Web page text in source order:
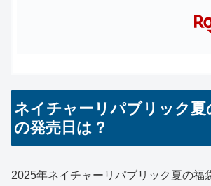
ネイチャーリパブリック夏
の発売日は？
2025年ネイチャーリパブリック夏の福